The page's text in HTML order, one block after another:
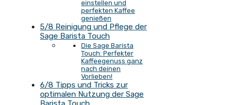
einstellen und
perfekten Kaffee
genießen
5/8 Reinigung und Pflege der
Sage Barista Touch
Die Sage Barista
Touch: Perfekter
Kaffeegenuss ganz
nach deinen
Vorlieben!
6/8 Tipps und Tricks zur
optimalen Nutzung der Sage